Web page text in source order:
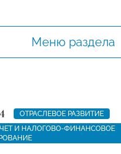
Меню раздела
ОТРАСЛЕВОЕ РАЗВИТИЕ
И НАЛОГОВО-ФИНАНСОВОЕ